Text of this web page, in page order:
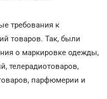
требования к
товаров. Так, были
о маркировке одежды,
телерадиотоваров,
парфюмерии и